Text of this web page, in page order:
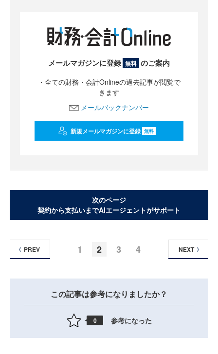
メールマガジンに登録 無料 のご案内
・全ての財務・会計Onlineの過去記事が閲覧で
きます
メールバックナンバー
新規メールマガジンに登録 無料
次のページ
契約から支払いまでAIエージェントがサポート
1 2 3 4
PREV NEXT
この記事は参考になりましたか？
0 参考になった